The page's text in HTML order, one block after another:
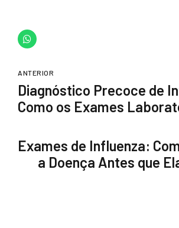
ANTERIOR
Diagnóstico Precoce de
Como os Exames
Exames de Influenza:
a Doença Antes que